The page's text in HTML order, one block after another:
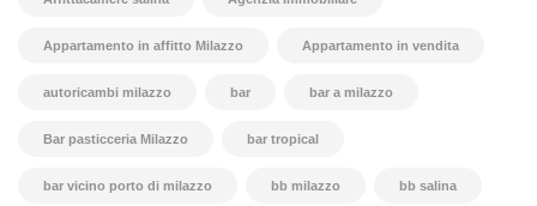
Appartamento in affitto Milazzo Appartamento in vendita
autoricambi milazzo bar bar a milazzo
Bar pasticceria Milazzo bar tropical
bar vicino porto di milazzo bb milazzo bb salina